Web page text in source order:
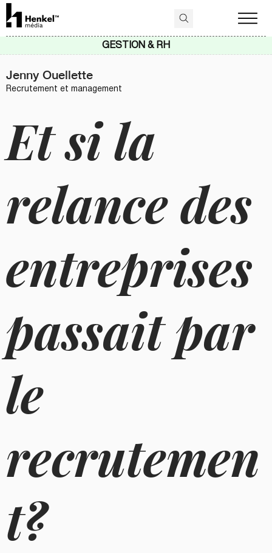
Et si la
relance des
entreprises
passait par
le
recrutemen
t?
Jenny Ouellette
Recrutement et management
GESTION & RH